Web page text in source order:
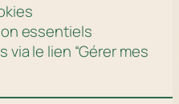
essentiels
le lien “Gérer mes